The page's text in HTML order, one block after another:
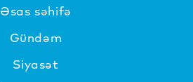
Əsas səhifə
Gündəm
Siyasət